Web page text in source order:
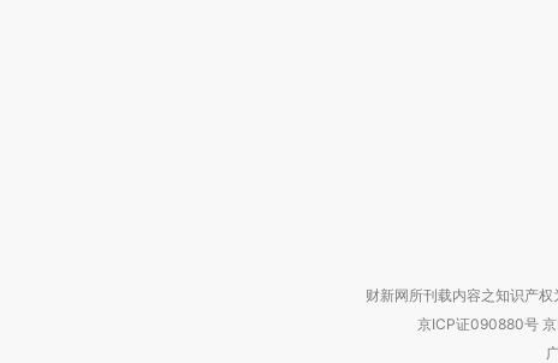
财新网所刊载内容之知识产
京ICP证090880号